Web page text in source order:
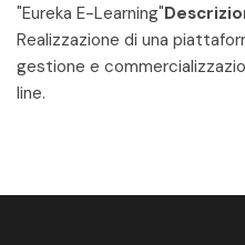
"Eureka E-Learning"
Realizzazione di una
gestione e
line.